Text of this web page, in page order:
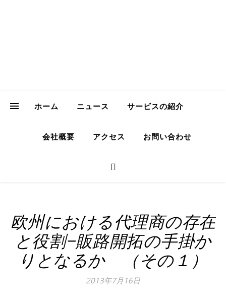
ホーム ニュース サービスの紹介
会社概要 アクセス お問い合わせ
欧州における代理商の存在
と役割−販路開拓の手掛か
りとなるか （その１）
2013年7月16日